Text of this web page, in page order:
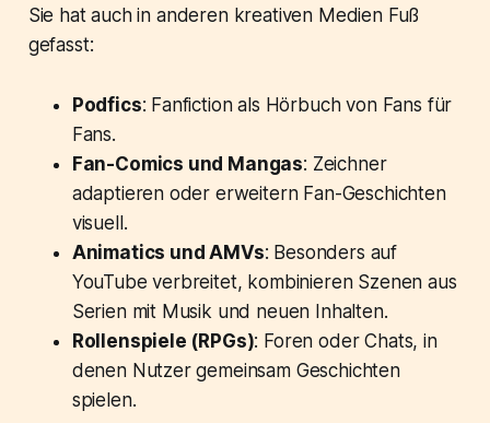
Sie hat auch in anderen kreativen Medien Fuß
gefasst:
Podfics: Fanfiction als Hörbuch von Fans für
Fans.
Fan-Comics und Mangas: Zeichner
adaptieren oder erweitern Fan-Geschichten
visuell.
Animatics und AMVs: Besonders auf
YouTube verbreitet, kombinieren Szenen aus
Serien mit Musik und neuen Inhalten.
Rollenspiele (RPGs): Foren oder Chats, in
denen Nutzer gemeinsam Geschichten
spielen.